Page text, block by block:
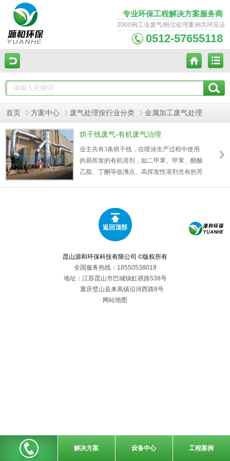
专业环保工程解决方案服务商
2000例工业废气/粉尘处理案例共同见证
0512-57655118
首页 方案中心 废气处理按行业分类 金属加工废气处理
烘干线废气-有机废气治理
业主共有3条烘干线，在喷涂生产过程中使用
的易挥发的有机溶剂，如二甲苯、甲苯、醋酸
乙脂、丁酮等低沸点、高挥发性溶剂含有的芳
集，结合我司（源和环保）在有机废气治理、
系统排风、通风等领域的技术优势和成功经
验，编制了如下有机废气治理方案。
返回顶部
昆山源和环保科技有限公司 ©版权所有
全国服务热线：18550538018
地址：江苏昆山市巴城镇虹祺路538号
重庆璧山县来凤镇沿河西路8号
网站地图
解决方案 设备中心 工程案例